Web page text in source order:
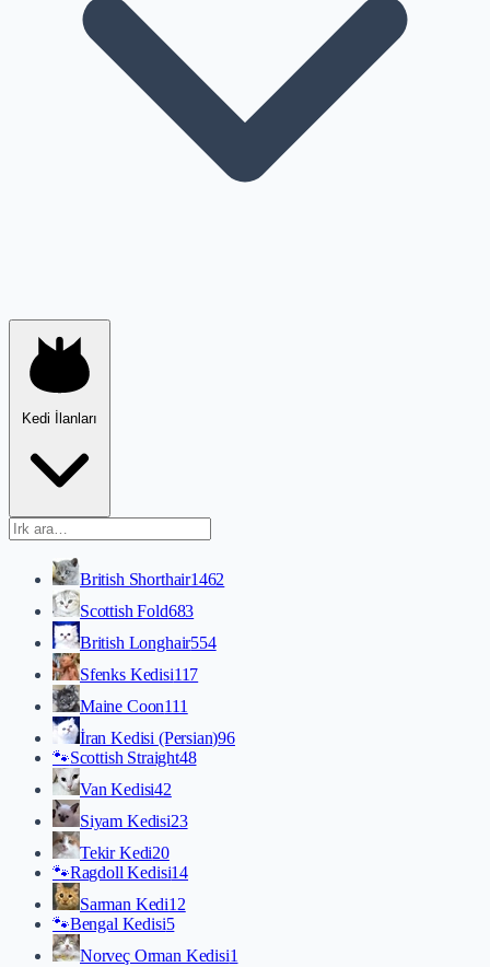
Kedi İlanları
British Shorthair1462
Scottish Fold683
British Longhair554
Sfenks Kedisi117
Maine Coon111
İran Kedisi (Persian)96
🐾Scottish Straight48
Van Kedisi42
Siyam Kedisi23
Tekir Kedi20
🐾Ragdoll Kedisi14
Sarman Kedi12
🐾Bengal Kedisi5
Norveç Orman Kedisi1